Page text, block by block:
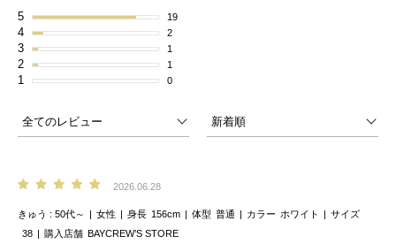
5 19
4 2
3 1
2 1
1 0
2026.06.28
きゅう 50代～ 女性 身長 156cm 体型 普通 カラー ホワイト
サイズ
38
購入店舗 BAYCREW’S STORE